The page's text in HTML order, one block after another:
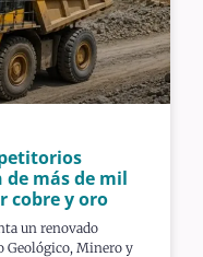
más de mil
cobre y oro
un renovado
Geológico, Minero y